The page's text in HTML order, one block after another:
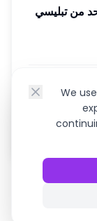
We
من تبليسي